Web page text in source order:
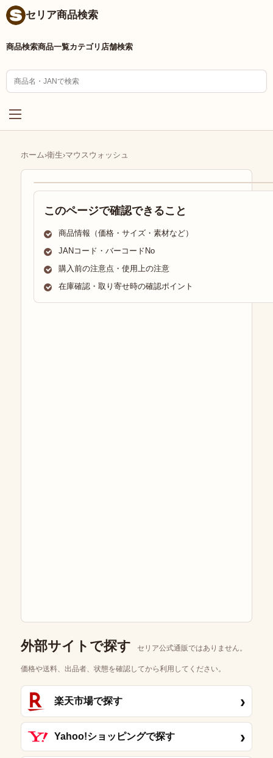
セリア商品検索
商品検索商品一覧カテゴリ 店舗検索
ホーム›衛生›マウスウォッシュ
このページで確認できること
商品情報（価格・サイズ・素材など）
JANコード・バーコードNo
購入前の注意点・使用上の注意
在庫確認・取り寄せ時の確認ポイント
外部サイトで探す セリア公式通販ではありません。
価格や送料、出品者、状態を確認してから利用してください。
楽天市場で探す ›
Yahoo!ショッピングで探す ›